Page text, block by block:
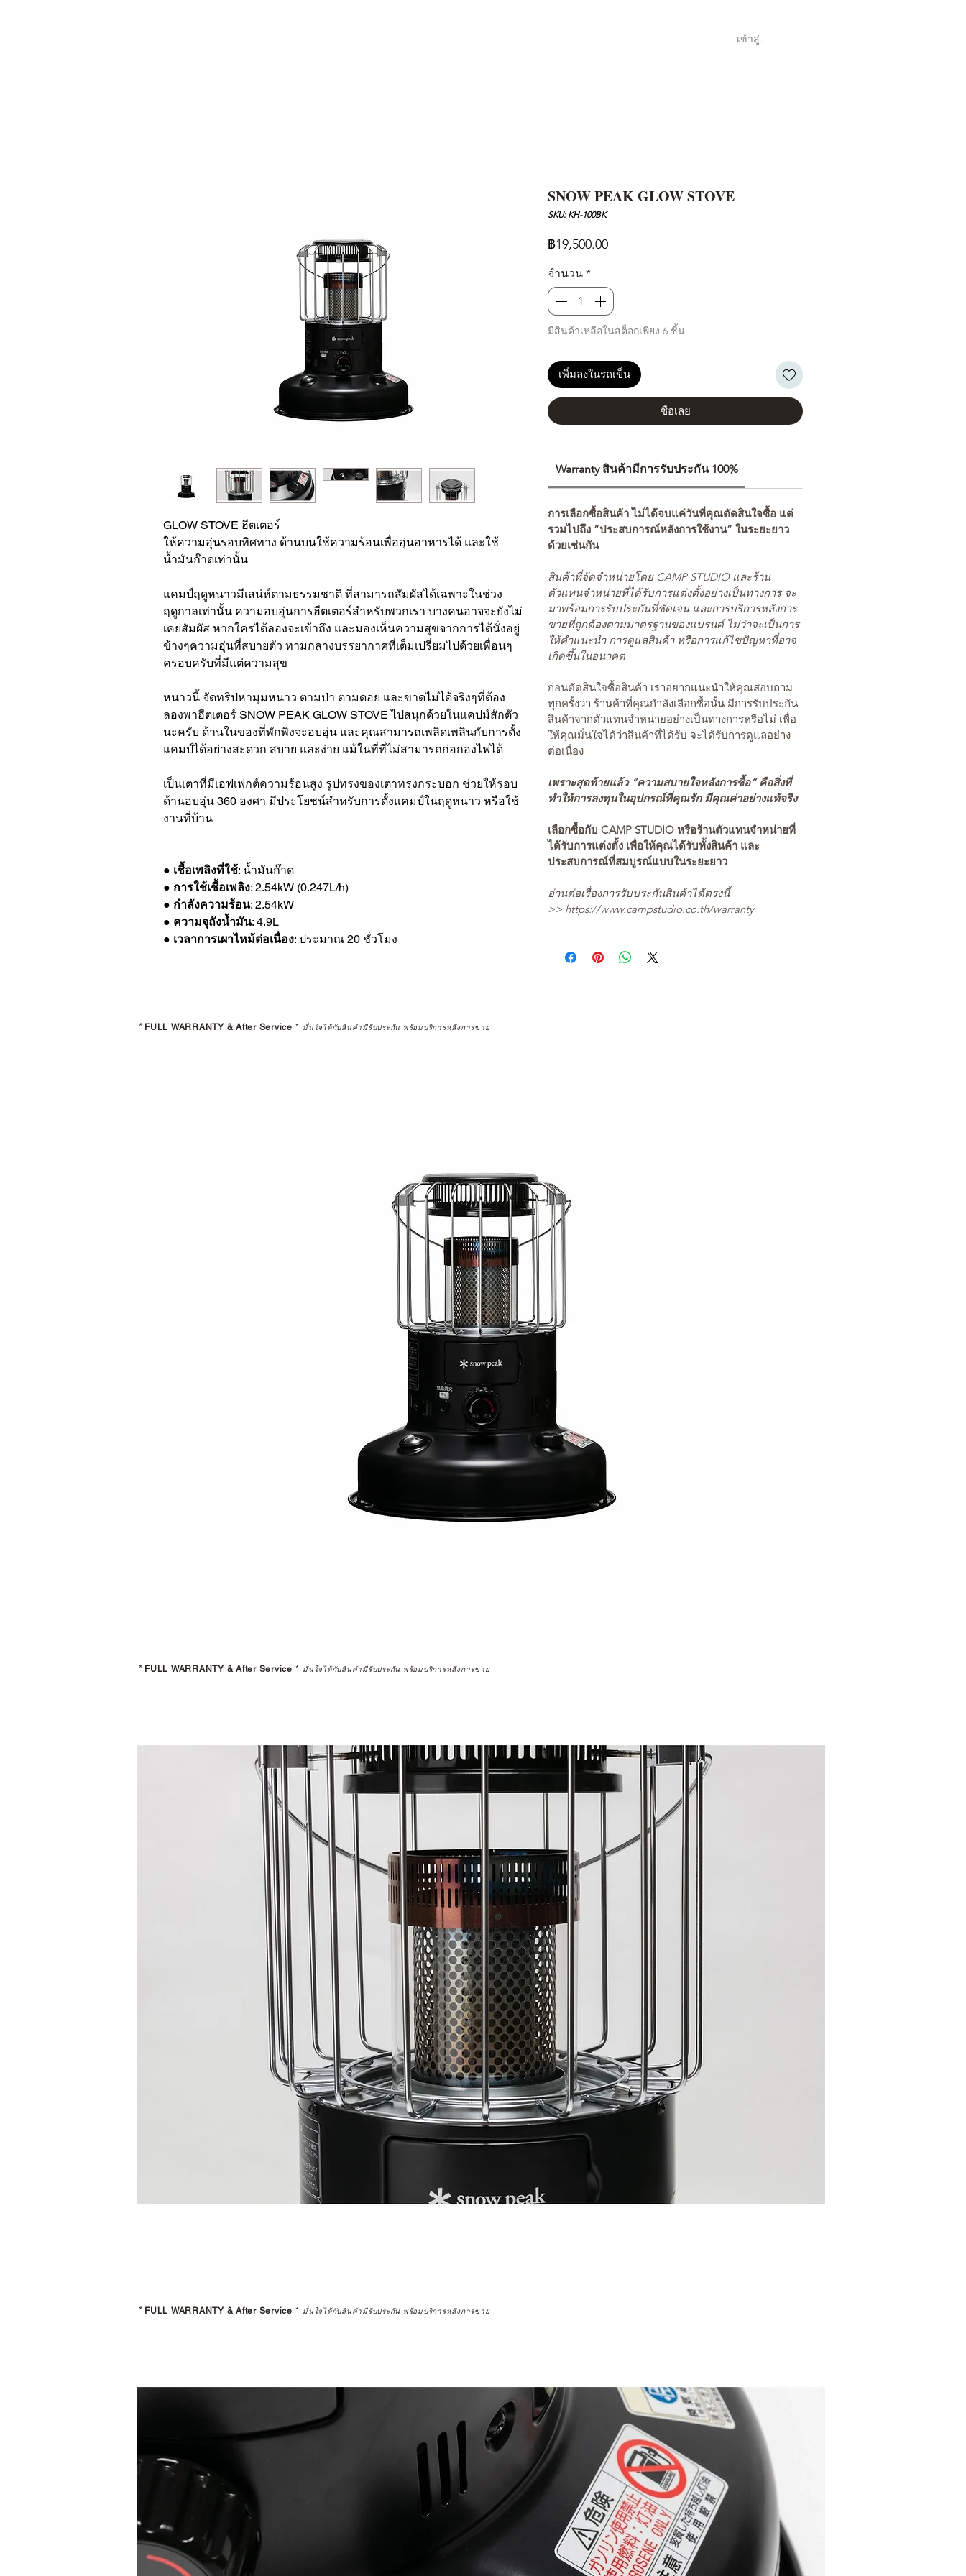
เข้าสู่ระบบ
GLOW STOVE ฮีตเตอร์
ให้ความอุ่นรอบทิศทาง ด้านบนใช้ความร้อนเพื่ออุ่นอาหารได้ และใช้
น้ำมันก๊าดเท่านั้น
แคมป์ฤดูหนาวมีเสน่ห์ตามธรรมชาติ ที่สามารถสัมผัสได้เฉพาะในช่วง
ฤดูกาลเท่านั้น ความอบอุ่นการฮีตเตอร์สำหรับพวกเรา บางคนอาจจะยังไม่
เคยสัมผัส หากใครได้ลองจะเข้าถึง และมองเห็นความสุขจากการได้นั่งอยู่
ข้างๆความอุ่นที่สบายตัว ทามกลางบรรยากาศที่เต็มเปรี่ยมไปด้วยเพื่อนๆ
ครอบครับที่มีแต่ความสุข
หนาวนี้ จัดทริปหามุมหนาว ตามป่า ตามดอย และขาดไม่ได้จริงๆที่ต้อง
ลองพาฮีตเตอร์ SNOW PEAK GLOW STOVE ไปสนุกด้วยในแคปม์สักตัว
นะครับ ด้านในของที่พักพิงจะอบอุ่น และคุณสามารถเพลิดเพลินกับการตั้ง
แคมป์ได้อย่างสะดวก สบาย และง่าย แม้ในที่ที่ไม่สามารถก่อกองไฟได้
เป็นเตาที่มีเอฟเฟกต์ความร้อนสูง รูปทรงของเตาทรงกระบอก ช่วยให้รอบ
ด้านอบอุ่น 360 องศา มีประโยชน์สำหรับการตั้งแคมป์ในฤดูหนาว หรือใช้
งานที่บ้าน
● เชื้อเพลิงที่ใช้: น้ำมันก๊าด
● การใช้เชื้อเพลิง: 2.54kW (0.247L/h)
● กำลังความร้อน: 2.54kW
● ความจุถังน้ำมัน: 4.9L
● เวลาการเผาไหม้ต่อเนื่อง: ประมาณ 20 ชั่วโมง
SNOW PEAK GLOW STOVE
SKU: KH-100BK
฿19,500.00ราคา
จำนวน *
มีสินค้าเหลือในสต็อกเพียง 6 ชิ้น
เพิ่มลงในรถเข็น
ซื้อเลย
Warranty สินค้ามีการรับประกัน 100%
การเลือกซื้อสินค้า ไม่ได้จบแค่วันที่คุณตัดสินใจซื้อ แต่
รวมไปถึง “ประสบการณ์หลังการใช้งาน” ในระยะยาว
ด้วยเช่นกัน
สินค้าที่จัดจำหน่ายโดย CAMP STUDIO และร้าน
ตัวแทนจำหน่ายที่ได้รับการแต่งตั้งอย่างเป็นทางการ จะ
มาพร้อมการรับประกันที่ชัดเจน และการบริการหลังการ
ขายที่ถูกต้องตามมาตรฐานของแบรนด์ ไม่ว่าจะเป็นการ
ให้คำแนะนำ การดูแลสินค้า หรือการแก้ไขปัญหาที่อาจ
เกิดขึ้นในอนาคต
ก่อนตัดสินใจซื้อสินค้า เราอยากแนะนำให้คุณสอบถาม
ทุกครั้งว่า ร้านค้าที่คุณกำลังเลือกซื้อนั้น มีการรับประกัน
สินค้าจากตัวแทนจำหน่ายอย่างเป็นทางการหรือไม่ เพื่อ
ให้คุณมั่นใจได้ว่าสินค้าที่ได้รับ จะได้รับการดูแลอย่าง
ต่อเนื่อง
เพราะสุดท้ายแล้ว “ความสบายใจหลังการซื้อ” คือสิ่งที่
ทำให้การลงทุนในอุปกรณ์ที่คุณรัก มีคุณค่าอย่างแท้จริง
เลือกซื้อกับ CAMP STUDIO หรือร้านตัวแทนจำหน่ายที่
ได้รับการแต่งตั้ง เพื่อให้คุณได้รับทั้งสินค้า และ
ประสบการณ์ที่สมบูรณ์แบบในระยะยาว
อ่านต่อเรื่องการรับประกันสินค้าได้ตรงนี้
>> https://www.campstudio.co.th/warranty
* FULL WARRANTY & After Service * มั่นใจได้กับสินค้ามีรับประกัน พร้อมบริการหลังการขาย
* FULL WARRANTY & After Service * มั่นใจได้กับสินค้ามีรับประกัน พร้อมบริการหลังการขาย
* FULL WARRANTY & After Service * มั่นใจได้กับสินค้ามีรับประกัน พร้อมบริการหลังการขาย